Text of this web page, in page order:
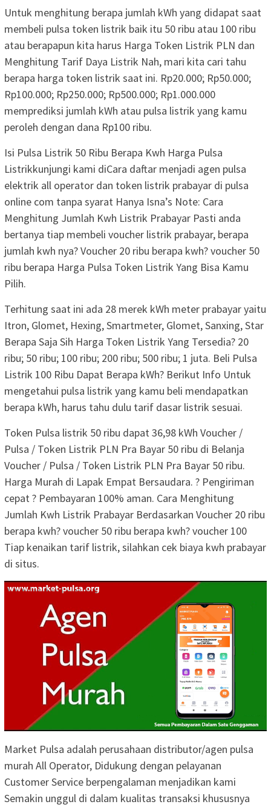
Untuk menghitung berapa jumlah kWh yang didapat saat
membeli pulsa token listrik baik itu 50 ribu atau 100 ribu
atau berapapun kita harus Harga Token Listrik PLN dan
Menghitung Tarif Daya Listrik Nah, mari kita cari tahu
berapa harga token listrik saat ini. Rp20.000; Rp50.000;
Rp100.000; Rp250.000; Rp500.000; Rp1.000.000
memprediksi jumlah kWh atau pulsa listrik yang kamu
peroleh dengan dana Rp100 ribu.
Isi Pulsa Listrik 50 Ribu Berapa Kwh Harga Pulsa
Listrikkunjungi kami diCara daftar menjadi agen pulsa
elektrik all operator dan token listrik prabayar di pulsa
online com tanpa syarat Hanya Isna’s Note: Cara
Menghitung Jumlah Kwh Listrik Prabayar Pasti anda
bertanya tiap membeli voucher listrik prabayar, berapa
jumlah kwh nya? Voucher 20 ribu berapa kwh? voucher 50
ribu berapa Harga Pulsa Token Listrik Yang Bisa Kamu
Pilih.
Terhitung saat ini ada 28 merek kWh meter prabayar yaitu
Itron, Glomet, Hexing, Smartmeter, Glomet, Sanxing, Star
Berapa Saja Sih Harga Token Listrik Yang Tersedia? 20
ribu; 50 ribu; 100 ribu; 200 ribu; 500 ribu; 1 juta. Beli Pulsa
Listrik 100 Ribu Dapat Berapa kWh? Berikut Info Untuk
mengetahui pulsa listrik yang kamu beli mendapatkan
berapa kWh, harus tahu dulu tarif dasar listrik sesuai.
Token Pulsa listrik 50 ribu dapat 36,98 kWh Voucher /
Pulsa / Token Listrik PLN Pra Bayar 50 ribu di Belanja
Voucher / Pulsa / Token Listrik PLN Pra Bayar 50 ribu.
Harga Murah di Lapak Empat Bersaudara. ? Pengiriman
cepat ? Pembayaran 100% aman. Cara Menghitung
Jumlah Kwh Listrik Prabayar Berdasarkan Voucher 20 ribu
berapa kwh? voucher 50 ribu berapa kwh? voucher 100
Tiap kenaikan tarif listrik, silahkan cek biaya kwh prabayar
di situs.
Market Pulsa adalah perusahaan distributor/agen pulsa
murah All Operator, Didukung dengan pelayanan
Customer Service berpengalaman menjadikan kami
Semakin unggul di dalam kualitas transaksi khususnya